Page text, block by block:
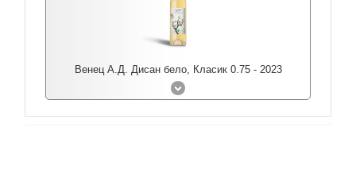
Венец А.Д. Дисан бело, Класик 0.75 - 2023